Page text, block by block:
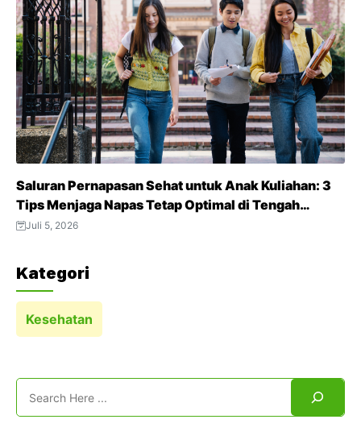
Saluran Pernapasan Sehat untuk Anak Kuliahan: 3
Tips Menjaga Napas Tetap Optimal di Tengah
Aktivitas Padat
Juli 5, 2026
Kategori
Kesehatan